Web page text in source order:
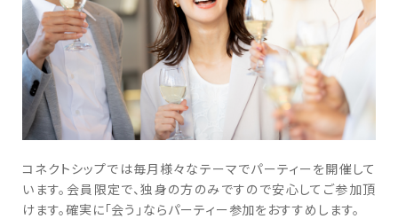
コネクトシップでは毎月様々なテーマでパーティーを開催して
います。会員限定で、独身の方のみですので安心してご参加頂
けます。確実に「会う」ならパーティー参加をおすすめします。